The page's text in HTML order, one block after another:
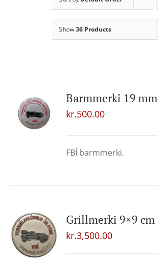
Show36 Products
Barmmerki 19 mm
kr.500.00
FBÍ barmmerki.
Grillmerki 9×9 cm
kr.3,500.00